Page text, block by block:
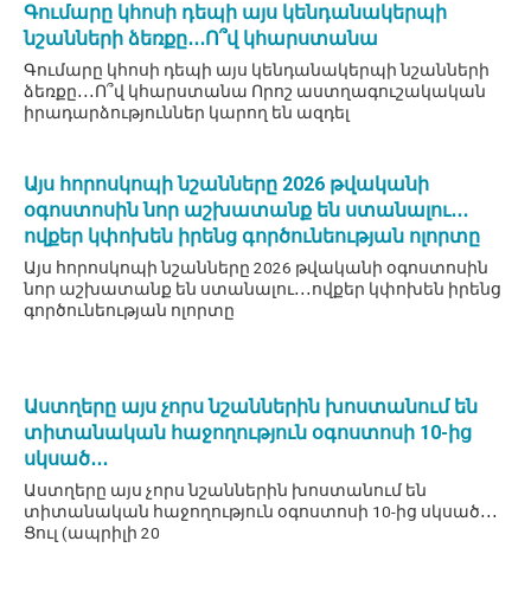
Գումարը կհոսի դեպի այս կենդանակերպի
նշանների ձեռքը․․․Ո՞վ կհարստանա
Գումարը կհոսի դեպի այս կենդանակերպի նշանների
ձեռքը․․․Ո՞վ կհարստանա Որոշ աստղագուշակական
իրադարձություններ կարող են ազդել
Այս հորոսկոպի նշանները 2026 թվականի
օգոստոսին նոր աշխատանք են ստանալու․․․
ովքեր կփոխեն իրենց գործունեության ոլորտը
Այս հորոսկոպի նշանները 2026 թվականի օգոստոսին
նոր աշխատանք են ստանալու․․․ովքեր կփոխեն իրենց
գործունեության ոլորտը
Աստղերը այս չորս նշաններին խոստանում են
տիտանական հաջողություն օգոստոսի 10-ից
սկսած․․․
Աստղերը այս չորս նշաններին խոստանում են
տիտանական հաջողություն օգոստոսի 10-ից սկսած․․․
Ցուլ (ապրիլի 20